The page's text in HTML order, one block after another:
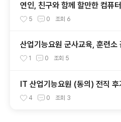
연인, 친구와 함께 할만한 컴퓨
#Steam
5 0 조회 6
산업기능요원 군사교육, 훈련
20.04.02 - 2020.04.29)
1 0 조회 5
IT 산업기능요원 (동의) 전직 후
4 0 조회 3